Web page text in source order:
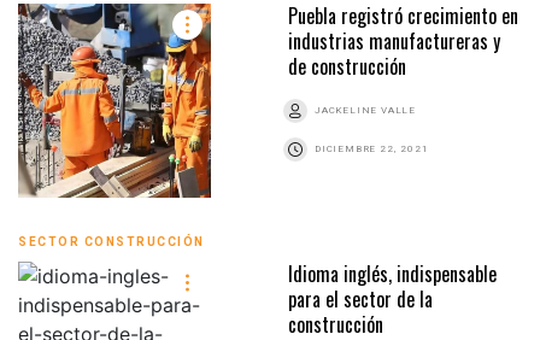
Puebla registró crecimiento en
industrias manufactureras y
de construcción
JACKELINE VALLE
DICIEMBRE 22, 2021
SECTOR CONSTRUCCIÓN
Idioma inglés, indispensable
para el sector de la
construcción